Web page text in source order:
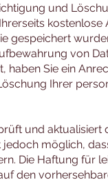
und
gespeichert
von
haben Sie ein
Ihrer
und aktualisiert
möglich,
Die Haftung für
den